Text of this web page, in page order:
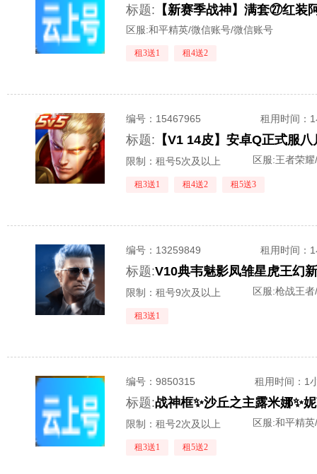
标题:
区服:和平精英/微信账号/微信账号
租3送1 租4送2
编号： 15467965 租用时间 ：
标题:
限制：租号5次及以上 区服:王者荣
租3送1 租4送2 租5送3
编号： 13259849 租用时间 ：
标题:
限制：租号9次及以上 区服:枪战王
租3送1
编号：9850315 租用时间 ：1
标题:
限制：租号2次及以上 区服:和平精
租3送1 租5送2